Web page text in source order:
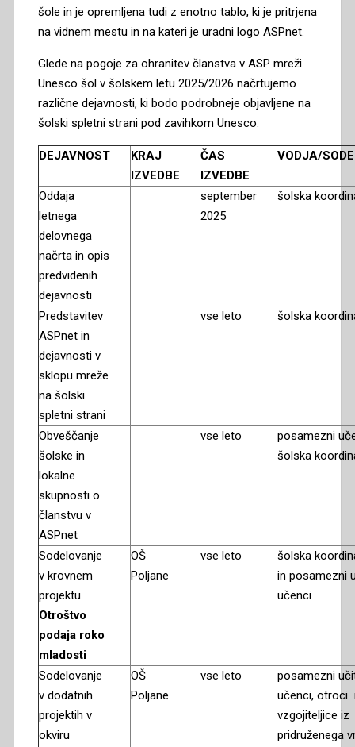
šole in je opremljena tudi z enotno tablo, ki je pritrjena
na vidnem mestu in na kateri je uradni logo ASPnet.
Glede na pogoje za ohranitev članstva v ASP mreži
Unesco šol v šolskem letu 2025/2026 načrtujemo
različne dejavnosti, ki bodo podrobneje objavljene na
šolski spletni strani pod zavihkom Unesco.
DEJAVNOST
KRAJ
IZVEDBE
ČAS
IZVEDBE
VODJA/
Oddaja
letnega
delovnega
načrta in opis
predvidenih
dejavnosti
september
2025
šolska
Predstavitev
ASPnet in
dejavnosti v
sklopu mreže
na šolski
spletni strani
vse leto šolska
Obveščanje
šolske in
lokalne
skupnosti o
članstvu v
ASPnet
vse leto
posamezni
šolska
Sodelovanje
v krovnem
projektu
Otroštvo
podaja roko
mladosti
OŠ
Poljane
vse leto
šolska
in posamezni
učenci
Sodelovanje
v dodatnih
projektih v
okviru
OŠ
Poljane
vse leto
posamezni
učenci, otroci
vzgojiteljice iz
pridruženega